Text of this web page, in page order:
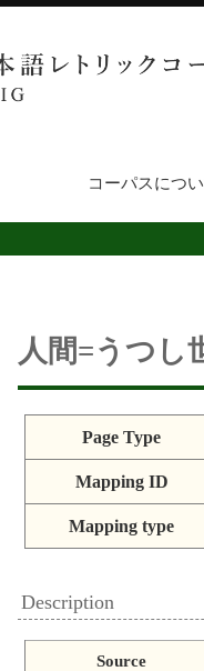
コーパスにつ
人間=うつし
Page Type
Mapping ID
Mapping type
Description
Source